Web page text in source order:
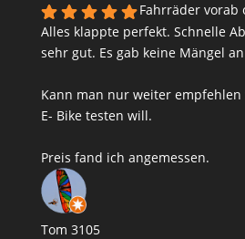
Fahrräder vorab
Alles klappte perfekt. Schnelle
sehr gut. Es gab keine Mängel
Kann man nur weiter
E- Bike testen will.
Preis fand ich angemessen.
Tom 3105